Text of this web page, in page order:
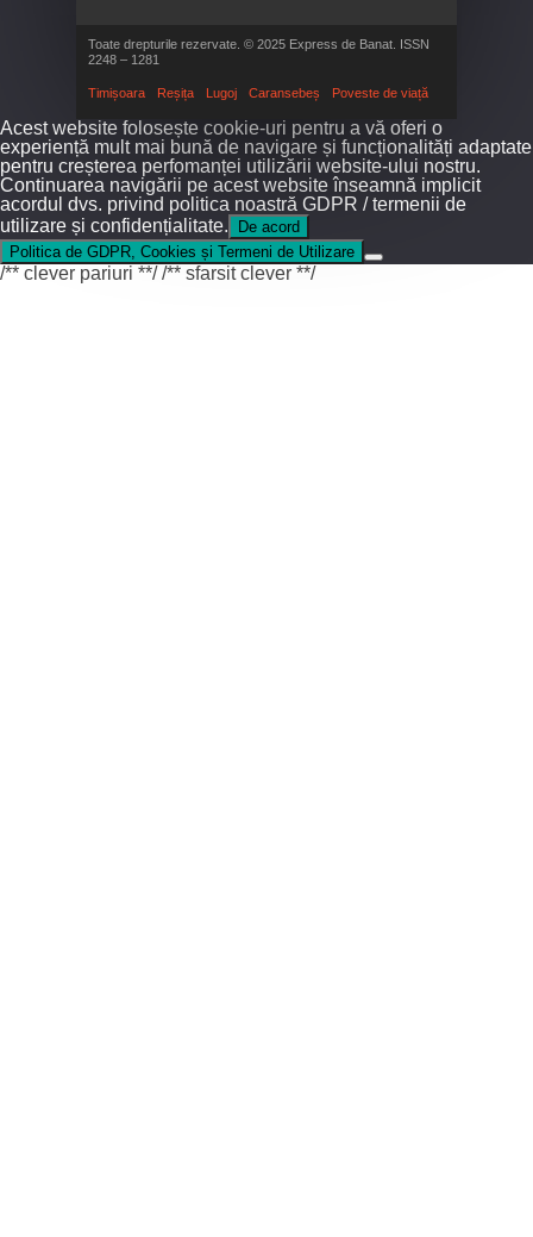
Toate drepturile rezervate. © 2025 Express de Banat. ISSN
2248 – 1281
Timișoara Reșița Lugoj Caransebeș Poveste de viață
Acest website folosește cookie-uri pentru a vă oferi o
experiență mult mai bună de navigare și funcționalități adaptate
pentru creșterea perfomanței utilizării website-ului nostru.
Continuarea navigării pe acest website înseamnă implicit
acordul dvs. privind politica noastră GDPR / termenii de
utilizare și confidențialitate.
De acord
Politica de GDPR, Cookies și Termeni de Utilizare
/** clever pariuri **//** sfarsit clever **/